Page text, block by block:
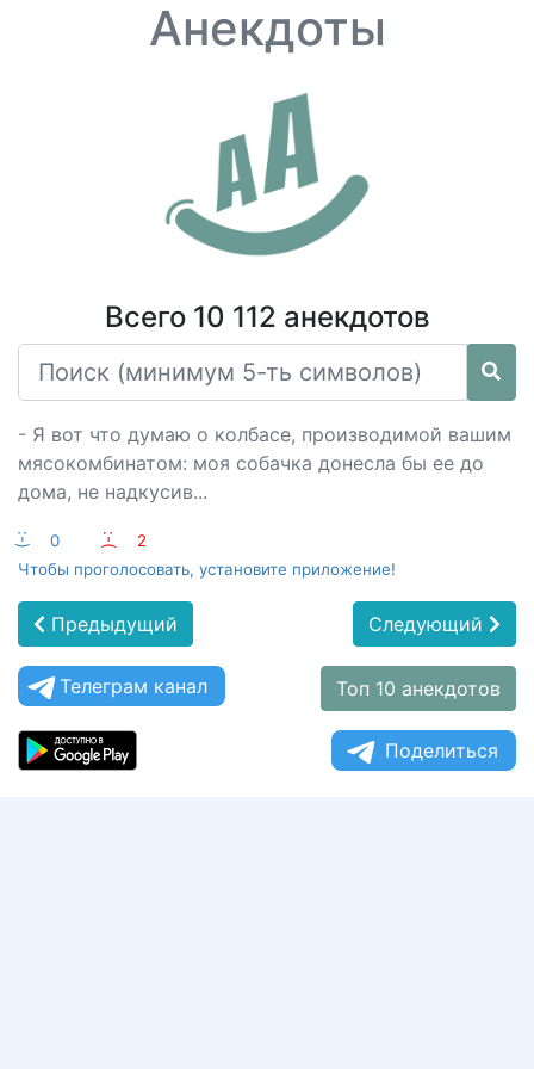
Анекдоты
Всего 10 112 анекдотов
- Я вот что думаю о колбасе, производимой вашим
мясокомбинатом: моя собачка донесла бы ее до
дома, не надкусив...
:-) 0 :-(
2
Чтобы проголосовать, установите приложение!
Предыдущий Следующий
Телеграм канал Топ 10 анекдотов
Поделиться